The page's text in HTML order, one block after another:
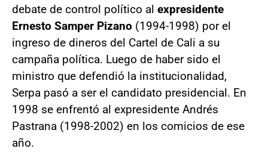
debate de control político al expresidente
Ernesto Samper Pizano (1994-1998) por el
ingreso de dineros del Cartel de Cali a su
campaña política. Luego de haber sido el
ministro que defendió la institucionalidad,
Serpa pasó a ser el candidato presidencial. En
1998 se enfrentó al expresidente Andrés
Pastrana (1998-2002) en los comicios de ese
año.